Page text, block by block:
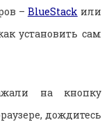
– BlueStack или
установить сам
на кнопку
дождитесь